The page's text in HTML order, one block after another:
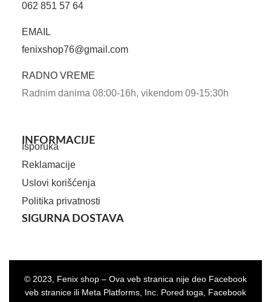
062 851 57 64
EMAIL
fenixshop76@gmail.com
RADNO VREME
Radnim danima 08:00-16h, vikendom 09-15:30h
INFORMACIJE
Isporuka
Reklamacije
Uslovi korišćenja
Politika privatnosti
SIGURNA DOSTAVA
© 2023, Fenix shop – Ova veb stranica nije deo Facebook
veb stranice ili Meta Platforms, Inc. Pored toga, Facebook